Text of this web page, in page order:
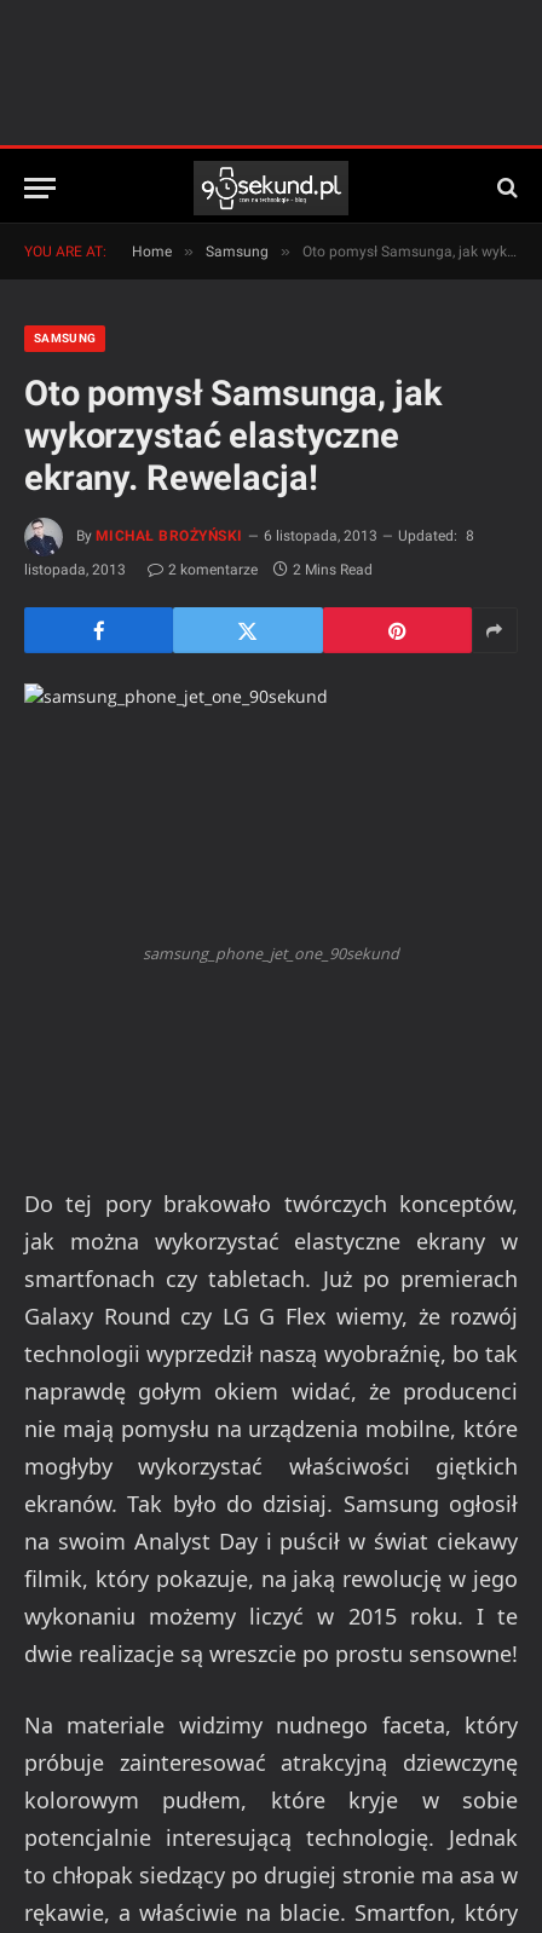
YOU ARE AT: Home » Samsung » Oto pomysł Samsunga, jak wykorzystać elastyczne ekrany. Rewelacja!
SAMSUNG
Oto pomysł Samsunga, jak
wykorzystać elastyczne
ekrany. Rewelacja!
By MICHAŁ BROŻYŃSKI 6 listopada, 2013 Updated: 8
listopada, 2013
2 komentarze 2 Mins Read
samsung_phone_jet_one_90sekund
Do tej pory brakowało twórczych konceptów,
jak można wykorzystać elastyczne ekrany w
smartfonach czy tabletach. Już po premierach
Galaxy Round czy LG G Flex wiemy, że rozwój
technologii wyprzedził naszą wyobraźnię, bo tak
naprawdę gołym okiem widać, że producenci
nie mają pomysłu na urządzenia mobilne, które
mogłyby wykorzystać właściwości giętkich
ekranów. Tak było do dzisiaj. Samsung ogłosił
na swoim Analyst Day i puścił w świat ciekawy
filmik, który pokazuje, na jaką rewolucję w jego
wykonaniu możemy liczyć w 2015 roku. I te
dwie realizacje są wreszcie po prostu sensowne!
Na materiale widzimy nudnego faceta, który
próbuje zainteresować atrakcyjną dziewczynę
kolorowym pudłem, które kryje w sobie
potencjalnie interesującą technologię. Jednak
to chłopak siedzący po drugiej stronie ma asa w
rękawie, a właściwie na blacie. Smartfon, który